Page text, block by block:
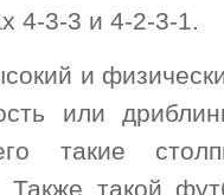
4-3-3 и 4-2-3-1.
и
или
такие
Также такой